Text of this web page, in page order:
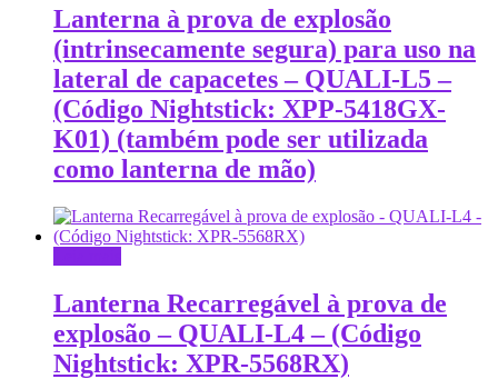
Lanterna à prova de explosão
(intrinsecamente segura) para uso na
lateral de capacetes – QUALI-L5 –
(Código Nightstick: XPP-5418GX-
K01) (também pode ser utilizada
como lanterna de mão)
Lanterna Recarregável à prova de
explosão – QUALI-L4 – (Código
Nightstick: XPR-5568RX)